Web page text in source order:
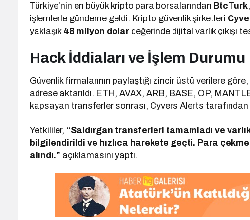
Türkiye’nin en büyük kripto para borsalarından BtcTurk
işlemlerle gündeme geldi. Kripto güvenlik şirketleri
yaklaşık 48 milyon dolar değerinde dijital varlık çıkışı
Hack İddiaları ve İşlem Durumu
Güvenlik firmalarının paylaştığı zincir üstü verilere
adrese aktarıldı. ETH, AVAX, ARB, BASE, OP,
kapsayan transferler sonrası, Cyvers Alerts tarafından
Yetkililer, “Saldırgan transferleri tamamladı ve
bilgilendirildi ve hızlıca harekete geçti. Para
alındı.” açıklamasını yaptı.